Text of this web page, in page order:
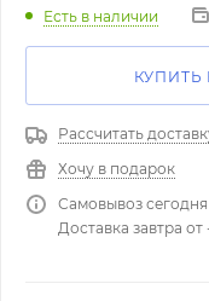
Есть в наличии
КУПИТЬ
Рассчитать
Хочу в подарок
Самовывоз
Доставка завтра от